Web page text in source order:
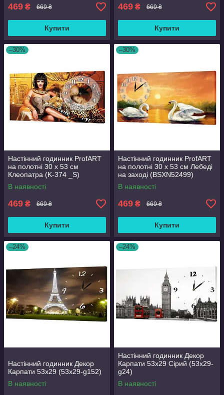
469 ₴ 669 ₴
Купити
469 ₴ 669 ₴
Купити
–30%
Настінний годинник ProfART
на полотні 30 x 53 см
Клеопатра (K-374 _S)
В наявності
469 ₴ 669 ₴
Купити
–30%
Настінний годинник ProfART
на полотні 30 x 53 см Лебеді
на заході (BSXN52499)
В наявності
469 ₴ 669 ₴
Купити
–24%
Настінний годинник Декор
Карпати 53х29 (53х29-g152)
В наявності
–24%
Настінний годинник Декор
Карпати 53х29 Сірий (53х29-
g24)
В наявності